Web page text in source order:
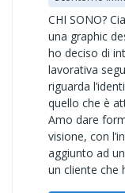
CHI SONO?
una graphic
ho deciso di
lavorativa
riguarda
quello che è
Amo dare
visione, con
aggiunto ad
un cliente che